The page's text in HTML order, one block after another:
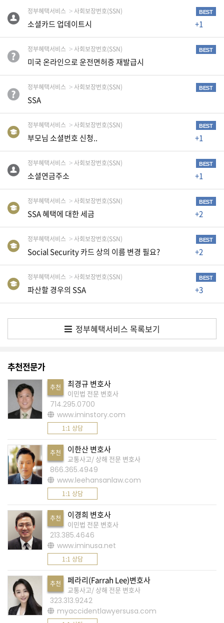
질
하
기
지
사
항
A
K
미
국
수
내
확
인
다
.
A
K
미
국
에
새
로
운
문
가
를
찾
정부혜택서비스 사회보장번호(SSN) BEST
소셜카드 업데이트시 +1
정부혜택서비스 사회보장번호(SSN) BEST
미국 온라인으로 운전면허증 재발급시
정부혜택서비스 사회보장번호(SSN) BEST
SSA
정부혜택서비스 사회보장번호(SSN) BEST
부모님 소셜번호 신청.. +1
정부혜택서비스 사회보장번호(SSN) BEST
소셜연금주소 +1
정부혜택서비스 사회보장번호(SSN) BEST
SSA 혜택에 대한 세금 +2
정부혜택서비스 사회보장번호(SSN) BEST
Social Security 카드 상의 이름 변경 필요? +2
정부혜택서비스 사회보장번호(SSN) BEST
파산할 경우의 SSA +3
정부혜택서비스 목록보기
추천전문가
추천 최경규 변호사
이민법 전문 변호사
714.295.0700
www.iminstory.com
1:1 상담
추천 이한산 변호사
교통사고/ 상해 전문 변호사
866.365.4949
www.leehansanlaw.com
1:1 상담
추천 이경희 변호사
이민법 전문 변호사
213.385.4646
www.iminusa.net
1:1 상담
추천 페라리(Farrah Lee)변호사
교통사고/ 상해 전문 변호사
323.313.9242
myaccidentlawyersusa.com